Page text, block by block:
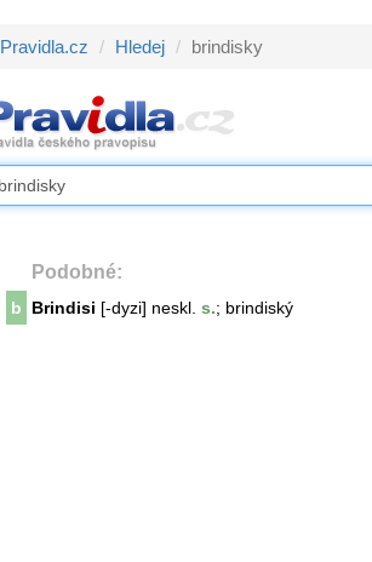
Pravidla.cz Hledej brindisky
Podobné:
b Brindisi [-dyzi] neskl. s.; brindiský